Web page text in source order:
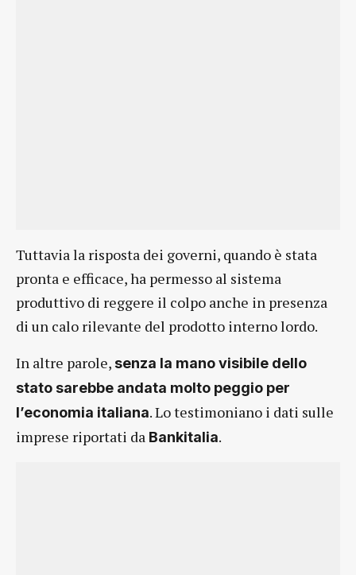
Tuttavia la risposta dei governi, quando è stata
pronta e efficace, ha permesso al sistema
produttivo di reggere il colpo anche in presenza
di un calo rilevante del prodotto interno lordo.
In altre parole,senza la mano visibile dello
stato sarebbe andata molto peggio per
l’economia italiana. Lo testimoniano i dati sulle
imprese riportati da Bankitalia.